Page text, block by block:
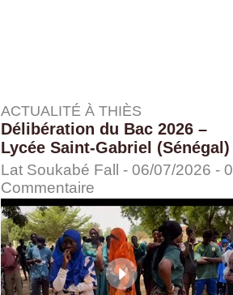
ACTUALITÉ À THIÈS
Délibération du Bac 2026 –
Lycée Saint-Gabriel (Sénégal)
Lat Soukabé Fall - 06/07/2026 - 0
Commentaire